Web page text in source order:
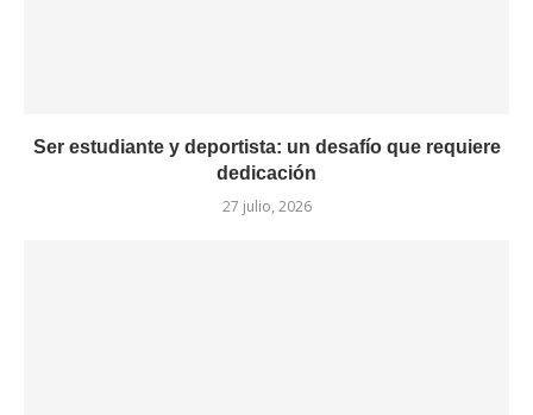
Ser estudiante y deportista: un desafío que requiere
dedicación
27 julio, 2026